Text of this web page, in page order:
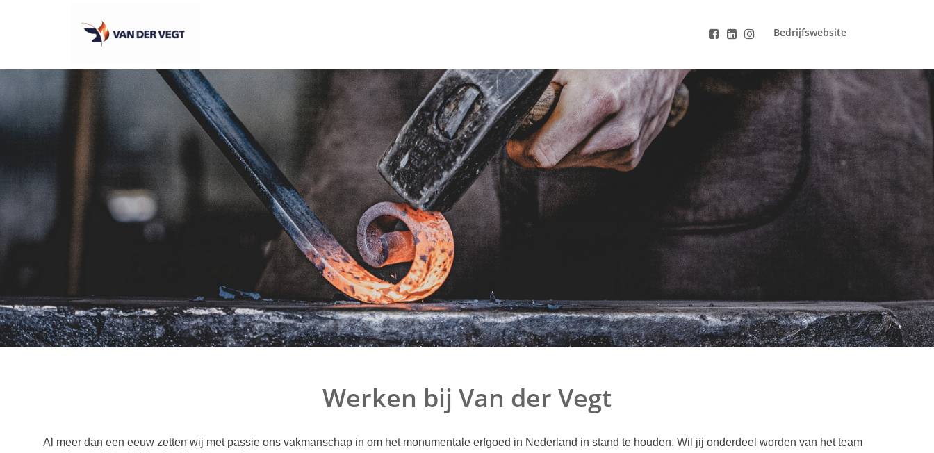
Bedrijfswebsite
Werken bij Van der Vegt
Al meer dan een eeuw zetten wij met passie ons vakmanschap in om het monumentale erfgoed in Nederland in stand te houden. Wil jij onderdeel worden van het team